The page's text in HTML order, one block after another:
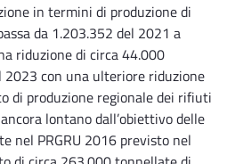
in termini di produzione di
da 1.203.352 del 2021 a
riduzione di circa 44.000
con una ulteriore riduzione
di produzione regionale dei rifiuti
lontano dall’obiettivo delle
nel PRGRU 2016 previsto nel